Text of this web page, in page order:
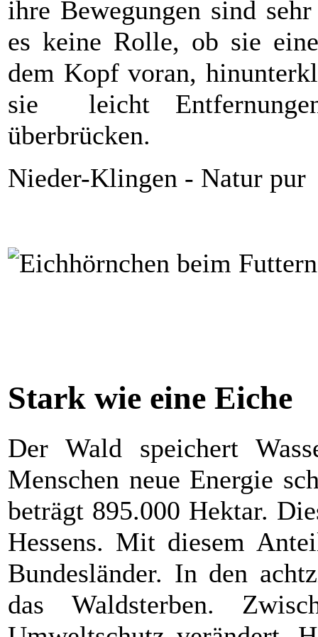
ihre Bewegungen sind
es keine Rolle, ob sie
dem Kopf voran,
sie leicht
überbrücken.
Nieder-Klingen - Natur pur
Stark wie eine Eiche
Der Wald speichert
Menschen neue Energie
beträgt 895.000 Hektar.
Hessens. Mit diesem
Bundesländer. In den
das Waldsterben.